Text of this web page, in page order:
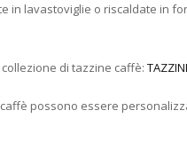
in lavastoviglie o riscaldate in
di tazzine caffè:
possono essere